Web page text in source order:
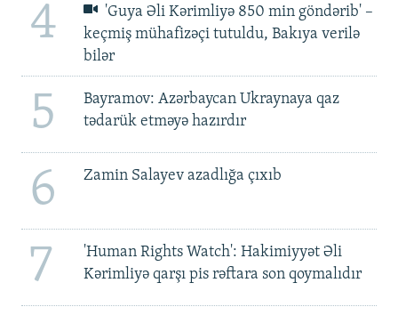
4
'Guya Əli Kərimliyə 850 min göndərib' –
keçmiş mühafizəçi tutuldu, Bakıya verilə
bilər
5
Bayramov: Azərbaycan Ukraynaya qaz
tədarük etməyə hazırdır
6 Zamin Salayev azadlığa çıxıb
7
'Human Rights Watch': Hakimiyyət Əli
Kərimliyə qarşı pis rəftara son qoymalıdır